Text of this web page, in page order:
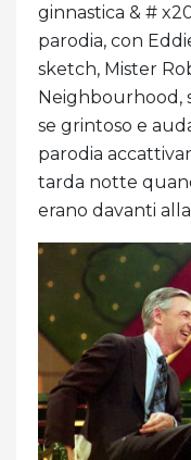
ginnastica & #
parodia, con
sketch, Mister
Neighbourhood,
se grintoso e
parodia
tarda notte
erano davanti